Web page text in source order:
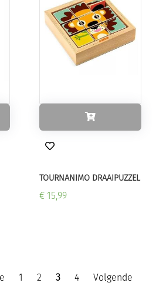
TOURNANIMO DRAAIPUZZEL
€ 15,99
1 2 3 4 Volgende